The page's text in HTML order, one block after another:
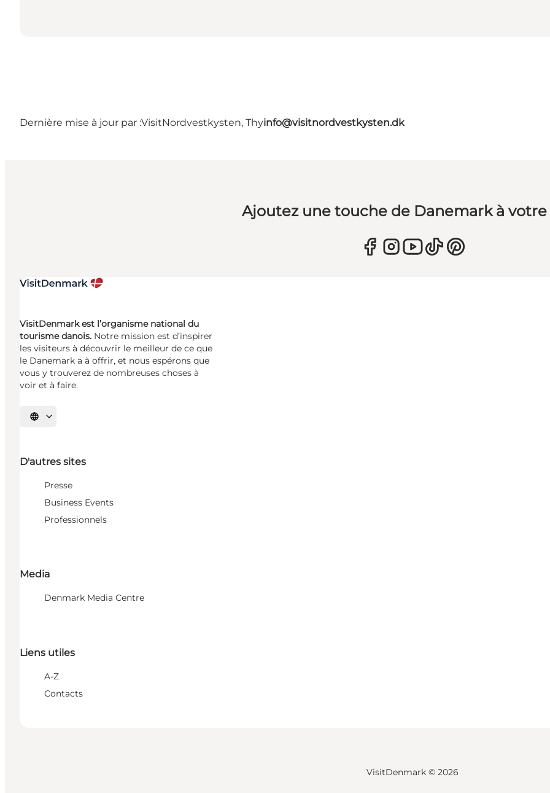
Dernière mise à jour par :VisitNordvestkysten, Thyinfo@visitnordvestkysten.dk
Ajoutez une touche de Danemark à
VisitDenmark est l’organisme national du
tourisme danois. Notre mission est d’inspirer
les visiteurs à découvrir le meilleur de ce que
le Danemark a à offrir, et nous espérons que
vous y trouverez de nombreuses choses à
voir et à faire.
Choisissez la langue
D'autres sites
Presse
Business Events
Professionnels
Media
Denmark Media Centre
Liens utiles
A-Z
Contacts
VisitDenmark © 2026